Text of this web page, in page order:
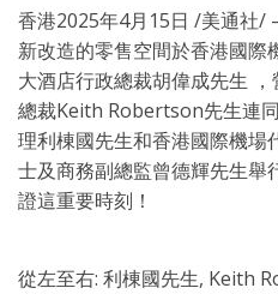
香港2025年4月15日 /美通社/
新改造的零售空間於香港國
大酒店行政總裁胡偉成先生
總裁Keith Robertson先生連
理利棟國先生和香港國際機場
士及商務副總監曾德輝先生舉
證這重要時刻！
從左至右: 利棟國先生, Keith